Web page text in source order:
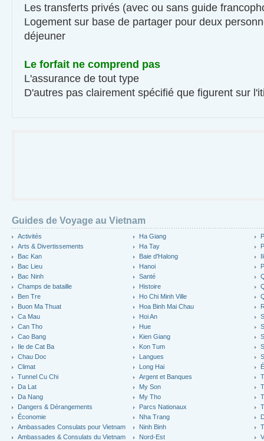
Les transferts privés (avec ou sans guide
Logement sur base de partager pour deux
déjeuner
Le forfait ne comprend pas
L'assurance de tout type
D'autres pas clairement spécifié que figurent sur
Guides de Voyage au Vietnam
Activités
Arts & Divertissements
Bac Kan
Bac Lieu
Bac Ninh
Champs de bataille
Ben Tre
Buon Ma Thuat
Ca Mau
Can Tho
Cao Bang
Ile de Cat Ba
Chau Doc
Climat
Tunnel Cu Chi
Da Lat
Da Nang
Dangers & Dérangements
Économie
Ambassades Consulats pour Vietnam
Ambassades & Consulats du Vietnam
Ha Giang
Ha Tay
Baie d'Halong
Hanoi
Santé
Histoire
Ho Chi Minh Ville
Hoa Binh Mai Chau
Hoi An
Hue
Kien Giang
Kon Tum
Langues
Long Hai
Argent et Banques
My Son
My Tho
Parcs Nationaux
Nha Trang
Ninh Binh
Nord-Est